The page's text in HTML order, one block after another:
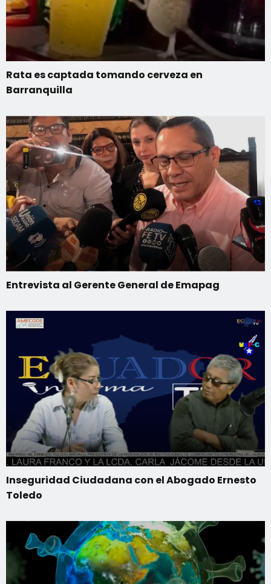
Rata es captada tomando cerveza en
Barranquilla
Entrevista al Gerente General de Emapag
Inseguridad Ciudadana con el Abogado Ernesto
Toledo